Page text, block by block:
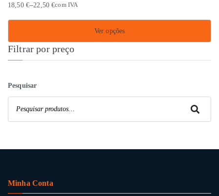
18,50 €–22,50€com IVA
Ver opções
product
the
Filtrar por preço
Pesquisar
Pesquisar
Minha Conta